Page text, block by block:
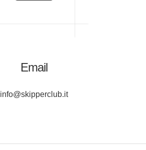
Email
info@skipperclub.it